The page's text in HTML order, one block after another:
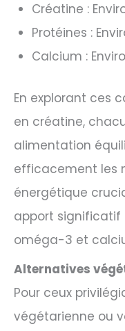
Créatine :
Protéines :
Calcium :
En explorant ces
en créatine,
alimentation
efficacement les
énergétique
apport significatif
oméga-3 et
Alternatives
Pour ceux
végétarienne ou